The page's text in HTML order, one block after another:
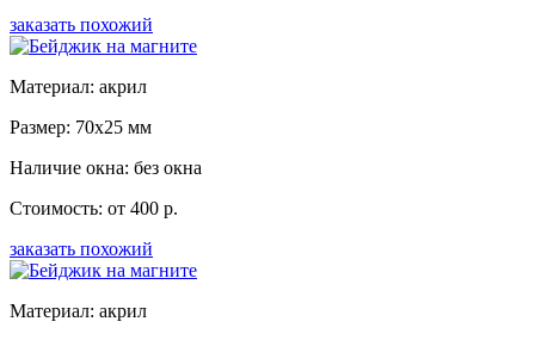
заказать похожий
Материал: акрил
Размер: 70x25 мм
Наличие окна: без окна
Стоимость: от 400 р.
заказать похожий
Материал: акрил